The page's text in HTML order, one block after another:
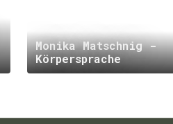
Monika Matschnig -
Körpersprache